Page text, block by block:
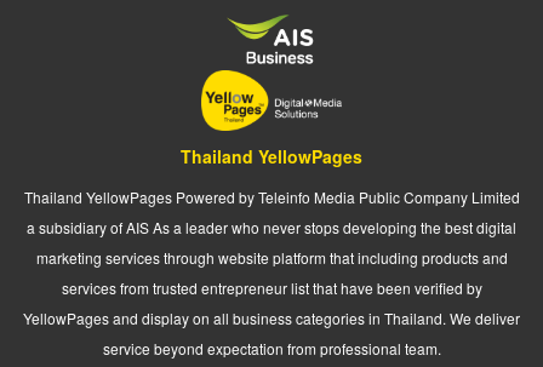
Thailand YellowPages
Thailand YellowPages Powered by Teleinfo Media Public Company Limited
a subsidiary of AIS As a leader who never stops developing the best digital
marketing services through website platform that including products and
services from trusted entrepreneur list that have been verified by
YellowPages and display on all business categories in Thailand. We deliver
service beyond expectation from professional team.